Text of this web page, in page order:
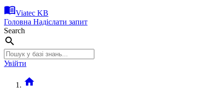
menu_bookViatec KB
Головна Надіслати запит
Search
search
Увійти
home